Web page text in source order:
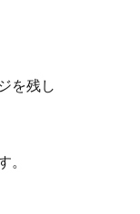
を残し
。